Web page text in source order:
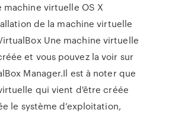
machine virtuelle OS X
de la machine virtuelle
Une machine virtuelle
et vous pouvez la voir sur
Manager.Il est à noter que
qui vient d'être créée
le système d’exploitation,